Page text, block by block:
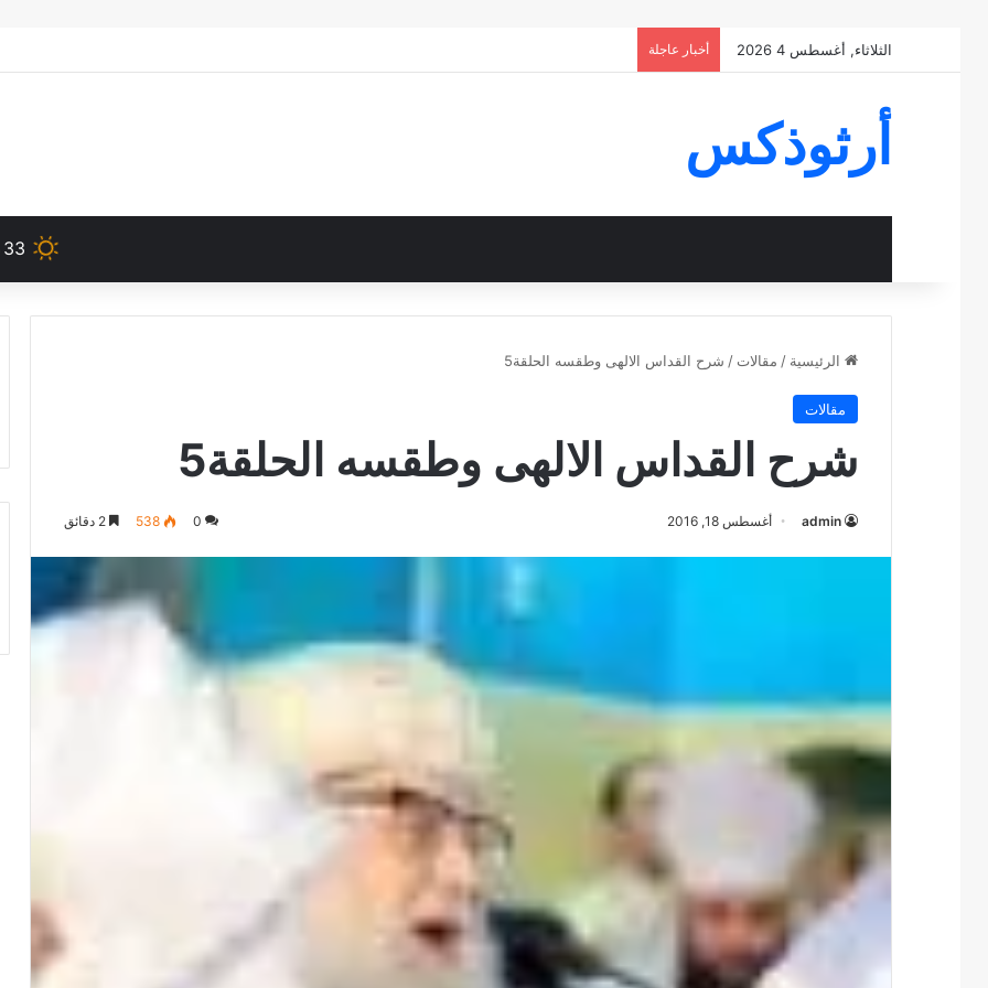
الثلاثاء, أغسطس 4 2026 أخبار عاجلة
أرثوذكس
33
الرئيسية / مقالات / شرح القداس الالهى وطقسه الحلقة5
مقالات
شرح القداس الالهى وطقسه الحلقة5
admin أغسطس 18, 2016 0
538